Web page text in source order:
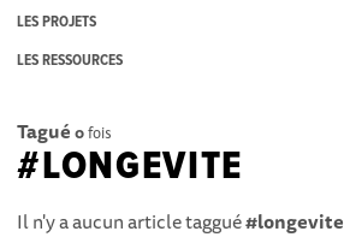
LES PROJETS
LES RESSOURCES
Tagué 0fois
#LONGEVITE
Il n'y a aucun article taggué#longevite